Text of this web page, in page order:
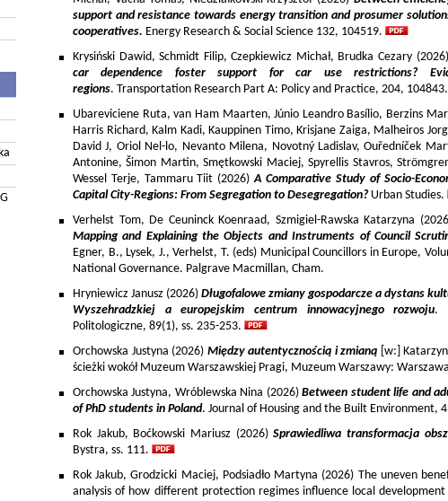
support and resistance towards energy transition and prosumer
cooperatives. Energy Research & Social Science 132, 104519.
Krysiński Dawid, Schmidt Filip, Czepkiewicz Michał, Brudka Cezary
car dependence foster support for car use restrictions?
regions. Transportation Research Part A: Policy and Practice, 204, 104843.
Ubareviciene Ruta, van Ham Maarten, Júnio Leandro Basílio, Berzins
Harris Richard, Kalm Kadi, Kauppinen Timo, Krisjane Zaiga, Malheiros
David J, Oriol Nel-lo, Nevanto Milena, Novotný Ladislav, Ouředníček
Antonine, Šimon Martin, Smętkowski Maciej, Spyrellis Stavros,
Wessel Terje, Tammaru Tiit (2026)A Comparative Study of Socio-
Capital City-Regions: From Segregation to Desegregation?Urban Studies.
Verhelst Tom, De Ceuninck Koenraad, Szmigiel-Rawska Katarzyna
Mapping and Explaining the Objects and Instruments of Council
Egner, B., Lysek, J., Verhelst, T. (eds) Municipal Councillors in Europe,
National Governance. Palgrave Macmillan, Cham.
Hryniewicz Janusz (2026) Długofalowe zmiany gospodarcze a dystans
Wyszehradzkiej a europejskim centrum innowacyjnego rozwoju.
Politologiczne, 89(1), ss. 235-253.
Orchowska Justyna (2026) Między autentycznością i zmianą [w:]
ścieżki wokół Muzeum Warszawskiej Pragi, Muzeum Warszawy:
Orchowska Justyna, Wróblewska Nina (2026)Between student life and
of PhD students in Poland. Journal of Housing and the Built Environment,
Rok Jakub, Boćkowski Mariusz (2026)Sprawiedliwa transformacja
Bystra, ss. 111.
Rok Jakub, Grodzicki Maciej, Podsiadło Martyna (2026) The uneven
analysis of how different protection regimes influence local